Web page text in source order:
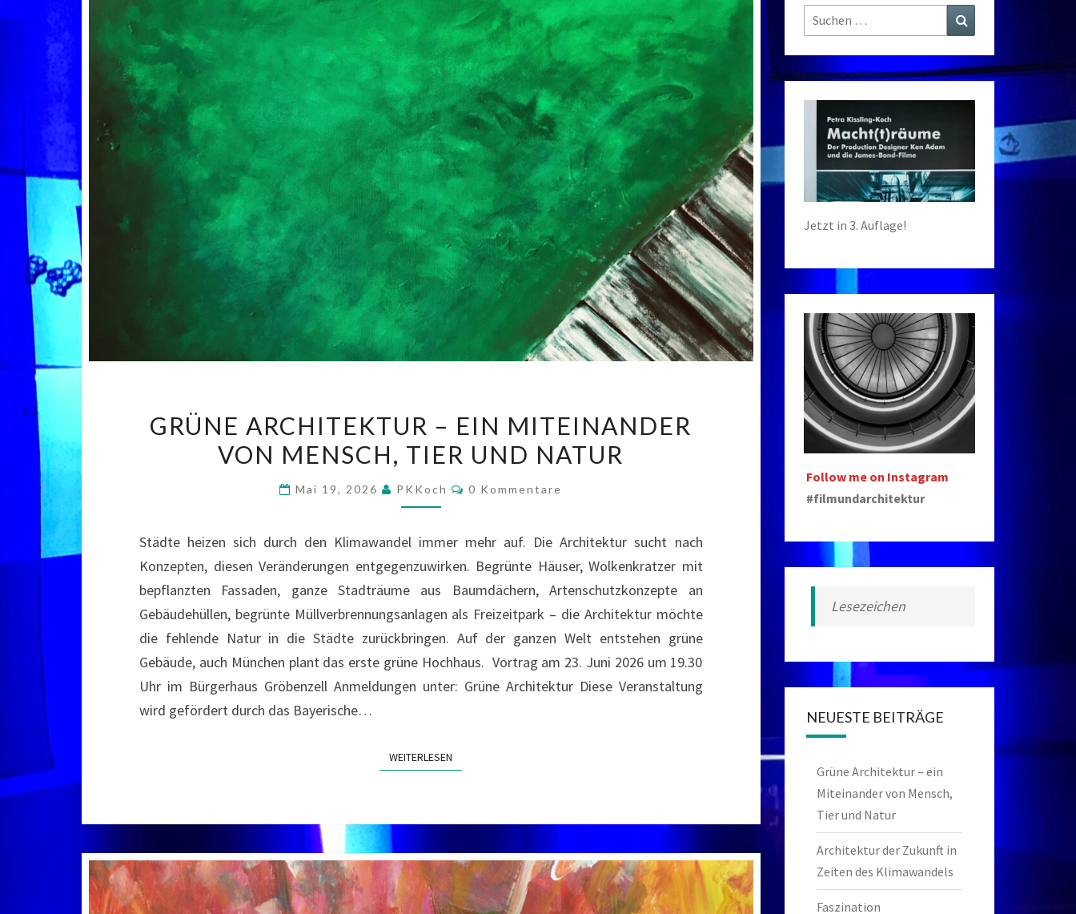
ARCHITEKTUR
–
MITEINANDER
MENSCH,
TIER
UND
NATUR
GRÜNE ARCHITEKTUR – EIN MITEINANDER
VON MENSCH, TIER UND NATUR
Mai 19, 2026 PKKoch Kommentare
0 Kommentare
Städte heizen sich durch den Klimawandel immer mehr auf. Die Architektur sucht nach
Konzepten, diesen Veränderungen entgegenzuwirken. Begrünte Häuser, Wolkenkratzer mit
bepflanzten Fassaden, ganze Stadträume aus Baumdächern, Artenschutzkonzepte an
Gebäudehüllen, begrünte Müllverbrennungsanlagen als Freizeitpark – die Architektur möchte
die fehlende Natur in die Städte zurückbringen. Auf der ganzen Welt entstehen grüne
Gebäude, auch München plant das erste grüne Hochhaus. Vortrag am 23. Juni 2026 um 19.30
Uhr im Bürgerhaus Gröbenzell Anmeldungen unter: Grüne Architektur Diese Veranstaltung
wird gefördert durch das Bayerische…
WEITERLESEN
Suchen
nach:
Jetzt in 3. Auflage!
Follow me on Instagram
#filmundarchitektur
Lesezeichen
NEUESTE BEITRÄGE
Grüne Architektur – ein
Miteinander von Mensch,
Tier und Natur
Architektur der Zukunft in
Zeiten des Klimawandels
Faszination